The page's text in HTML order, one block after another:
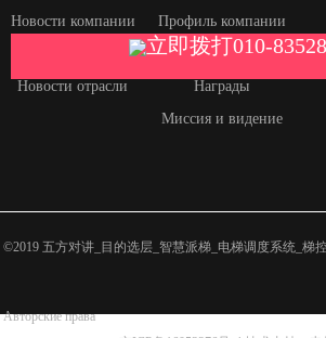
Новости компании
Новости отрасли
Профиль компании
Свяжитесь с нами
Награды
Миссия и видение
©2019 五方对讲_目的选层_智慧派梯_电梯调度系统_梯
Авторские права
立即拨打010-